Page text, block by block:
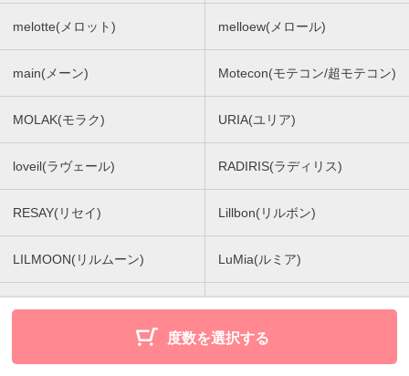
度数を選択する
melotte(メロット) melloew(メロール)
main(メーン) Motecon(モテコン/超モテコン)
MOLAK(モラク) URIA(ユリア)
loveil(ラヴェール) RADIRIS(ラディリス)
RESAY(リセイ) Lillbon(リルボン)
LILMOON(リルムーン) LuMia(ルミア)